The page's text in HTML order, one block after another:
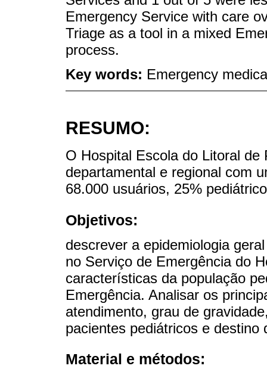
Emergency Service with care
Triage as a tool in a mixed
process.
Key words: Emergency
RESUMO:
O Hospital Escola do Litoral
departamental e regional com
68.000 usuários, 25%
Objetivos:
descrever a epidemiologia
no Serviço de Emergência do
características da população
Emergência. Analisar os
atendimento, grau de
pacientes pediátricos e destino
Material e métodos: